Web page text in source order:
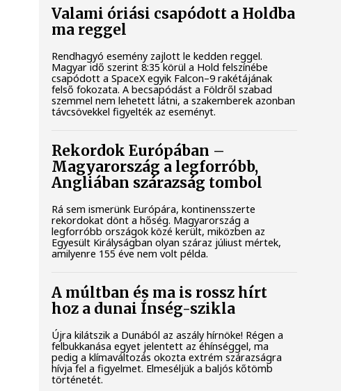
Valami óriási csapódott a Holdba
ma reggel
Rendhagyó esemény zajlott le kedden reggel.
Magyar idő szerint 8:35 körül a Hold felszínébe
csapódott a SpaceX egyik Falcon–9 rakétájának
felső fokozata. A becsapódást a Földről szabad
szemmel nem lehetett látni, a szakemberek azonban
távcsövekkel figyelték az eseményt.
Rekordok Európában –
Magyarország a legforróbb,
Angliában szárazság tombol
Rá sem ismerünk Európára, kontinensszerte
rekordokat dönt a hőség. Magyarország a
legforróbb országok közé került, miközben az
Egyesült Királyságban olyan száraz júliust mértek,
amilyenre 155 éve nem volt példa.
A múltban és ma is rossz hírt
hoz a dunai Ínség-szikla
Újra kilátszik a Dunából az aszály hírnöke! Régen a
felbukkanása egyet jelentett az éhínséggel, ma
pedig a klímaváltozás okozta extrém szárazságra
hívja fel a figyelmet. Elmeséljük a baljós kőtömb
történetét.